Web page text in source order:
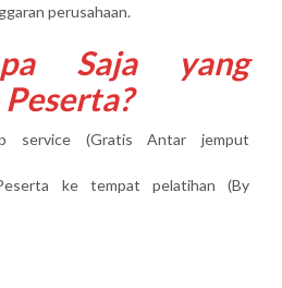
perusahaan.
Saja yang
service (Gratis Antar jemput
ke tempat pelatihan (By